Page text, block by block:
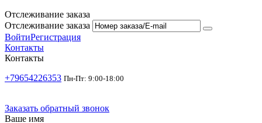
Отслеживание заказа
Отслеживание заказа
ВойтиРегистрация
Контакты
Контакты
+79654226353 Пн-Пт: 9:00-18:00
Заказать обратный звонок
Ваше имя